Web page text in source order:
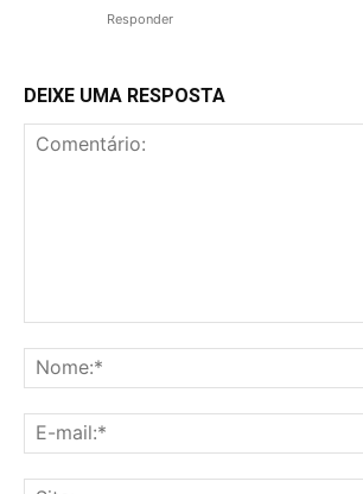
Responder
DEIXE UMA RESPOSTA